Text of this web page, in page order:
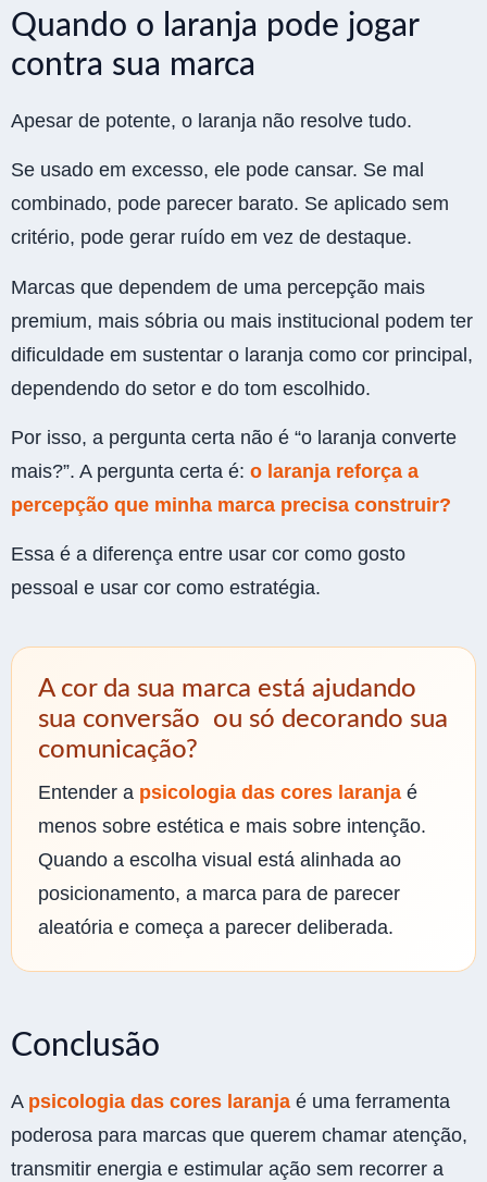
Quando o laranja pode jogar
contra sua marca
Apesar de potente, o laranja não resolve tudo.
Se usado em excesso, ele pode cansar. Se mal
combinado, pode parecer barato. Se aplicado sem
critério, pode gerar ruído em vez de destaque.
Marcas que dependem de uma percepção mais
premium, mais sóbria ou mais institucional podem ter
dificuldade em sustentar o laranja como cor principal,
dependendo do setor e do tom escolhido.
Por isso, a pergunta certa não é “o laranja converte
mais?”. A pergunta certa é: o laranja reforça a
percepção que minha marca precisa construir?
Essa é a diferença entre usar cor como gosto
pessoal e usar cor como estratégia.
A cor da sua marca está ajudando
sua conversão ou só decorando sua
comunicação?
Entender a psicologia das cores laranja é
menos sobre estética e mais sobre intenção.
Quando a escolha visual está alinhada ao
posicionamento, a marca para de parecer
aleatória e começa a parecer deliberada.
Conclusão
A psicologia das cores laranja é uma ferramenta
poderosa para marcas que querem chamar atenção,
transmitir energia e estimular ação sem recorrer a